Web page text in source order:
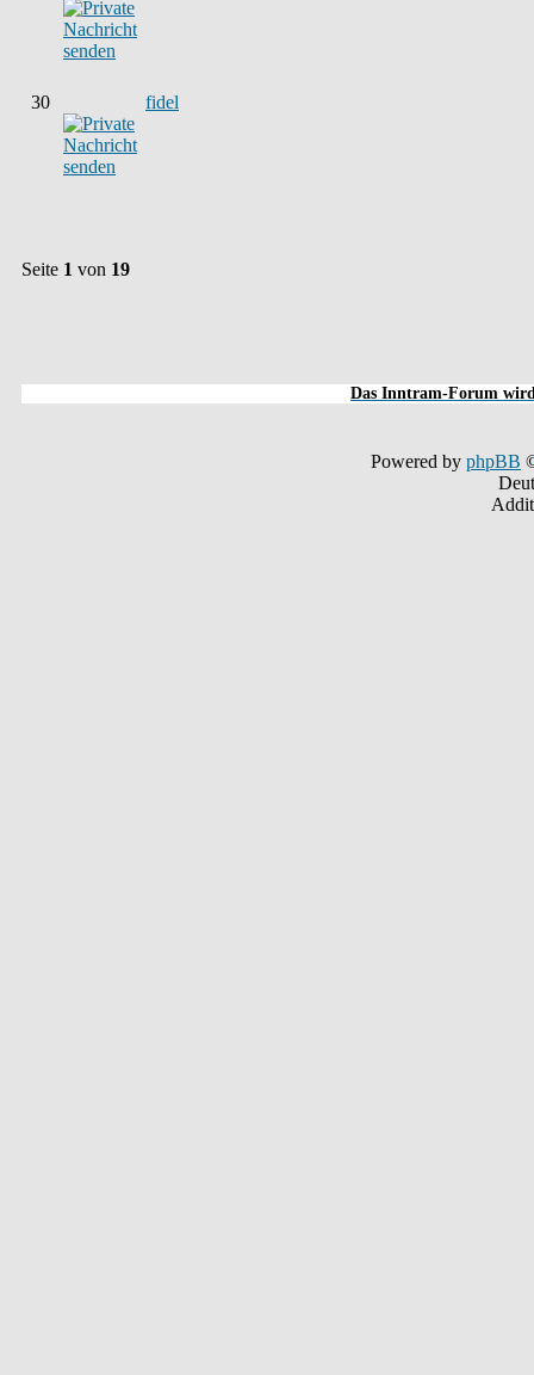
30 fidel
Seite 1 von 19
Das Inntram-Forum
Powered by phpBB